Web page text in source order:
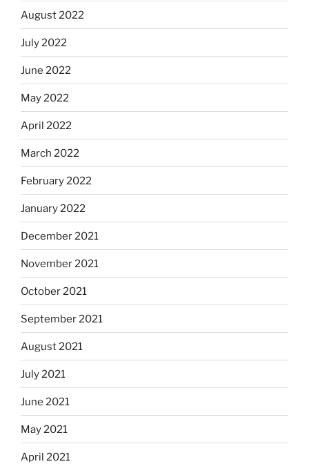
August 2022
July 2022
June 2022
May 2022
April 2022
March 2022
February 2022
January 2022
December 2021
November 2021
October 2021
September 2021
August 2021
July 2021
June 2021
May 2021
April 2021